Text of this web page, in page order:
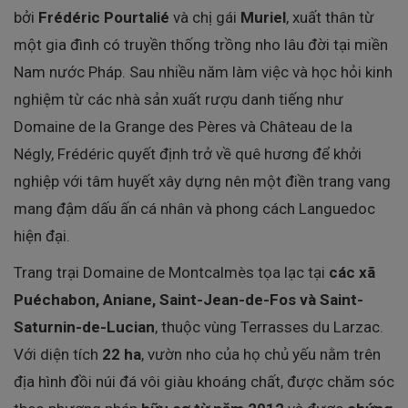
bởi Frédéric Pourtalié và chị gái Muriel, xuất thân từ
một gia đình có truyền thống trồng nho lâu đời tại miền
Nam nước Pháp. Sau nhiều năm làm việc và học hỏi kinh
nghiệm từ các nhà sản xuất rượu danh tiếng như
Domaine de la Grange des Pères và Château de la
Négly, Frédéric quyết định trở về quê hương để khởi
nghiệp với tâm huyết xây dựng nên một điền trang vang
mang đậm dấu ấn cá nhân và phong cách Languedoc
hiện đại.
Trang trại Domaine de Montcalmès tọa lạc tại các xã
Puéchabon, Aniane, Saint-Jean-de-Fos và Saint-
Saturnin-de-Lucian, thuộc vùng Terrasses du Larzac.
Với diện tích 22 ha, vườn nho của họ chủ yếu nằm trên
địa hình đồi núi đá vôi giàu khoáng chất, được chăm sóc